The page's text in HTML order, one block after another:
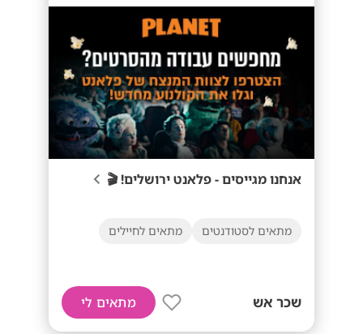
אנחנו מגייסים - פלאנט ירושלים! 🎬
מתאים לסטודנטים מתאים לחיילים
שכר אש מתאים לי